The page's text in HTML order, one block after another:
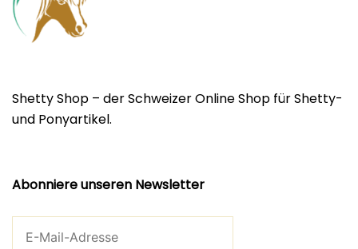
Shetty Shop – der Schweizer Online Shop für Shetty-
und Ponyartikel.
Abonniere unseren Newsletter